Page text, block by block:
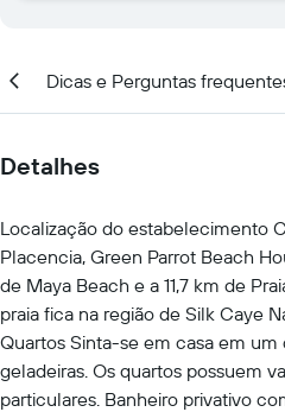
Dicas e Perguntas
Detalhes
Localização do estabelecimento
Placencia, Green Parrot Beach
de Maya Beach e a 11,7 km de
praia fica na região de Silk Caye
Quartos Sinta-se em casa em
geladeiras. Os quartos possuem
particulares. Banheiro privativo